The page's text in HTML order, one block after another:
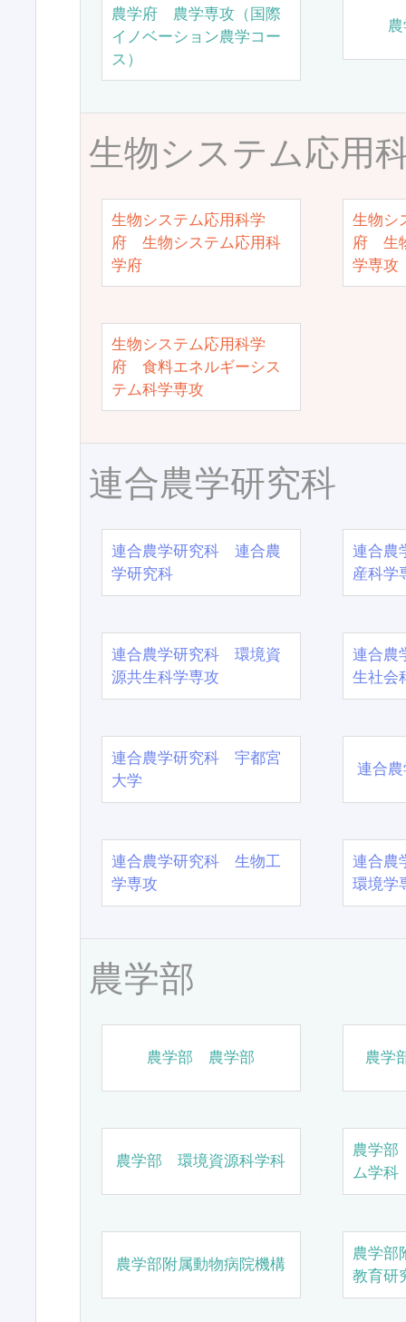
農学府 農学専攻（国際
イノベーション農学コー
ス）
生物システム応用
生物システム応用科学
府 生物システム応用科
学府
生物シ
府 生
学専攻
生物システム応用科学
府 食料エネルギーシス
テム科学専攻
連合農学研究科
連合農学研究科 連合農
学研究科
連合農
産科学
連合農学研究科 環境資
源共生科学専攻
連合農
生社会
連合農学研究科 宇都宮
大学
連合
連合農学研究科 生物工
学専攻
連合農
環境学
農学部
農学部 農学部 農学
農学部 環境資源科学科
農学
ム学科
農学部附属動物病院機構
農学部
教育研